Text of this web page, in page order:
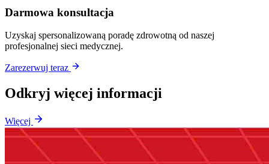
Darmowa konsultacja
Uzyskaj spersonalizowaną poradę zdrowotną od naszej
profesjonalnej sieci medycznej.
Zarezerwuj teraz
Odkryj więcej informacji
Więcej